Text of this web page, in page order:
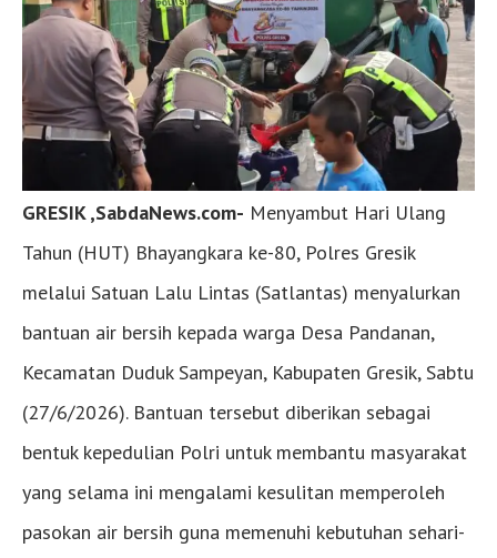
GRESIK ,SabdaNews.com- Menyambut Hari Ulang
Tahun (HUT) Bhayangkara ke-80, Polres Gresik
melalui Satuan Lalu Lintas (Satlantas) menyalurkan
bantuan air bersih kepada warga Desa Pandanan,
Kecamatan Duduk Sampeyan, Kabupaten Gresik, Sabtu
(27/6/2026). Bantuan tersebut diberikan sebagai
bentuk kepedulian Polri untuk membantu masyarakat
yang selama ini mengalami kesulitan memperoleh
pasokan air bersih guna memenuhi kebutuhan sehari-